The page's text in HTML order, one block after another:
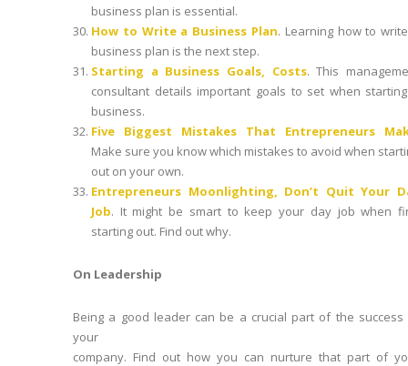
business plan is essential.
How to Write a Business Plan. Learning how to
business plan is the next step.
Starting a Business Goals, Costs. This
consultant details important goals to set when
business.
Five Biggest Mistakes That Entrepreneurs
Make sure you know which mistakes to avoid when
out on your own.
Entrepreneurs Moonlighting, Don’t Quit Your
Job. It might be smart to keep your day job when
starting out. Find out why.
On Leadership
Being a good leader can be a crucial part of the success
your
company. Find out how you can nurture that part of